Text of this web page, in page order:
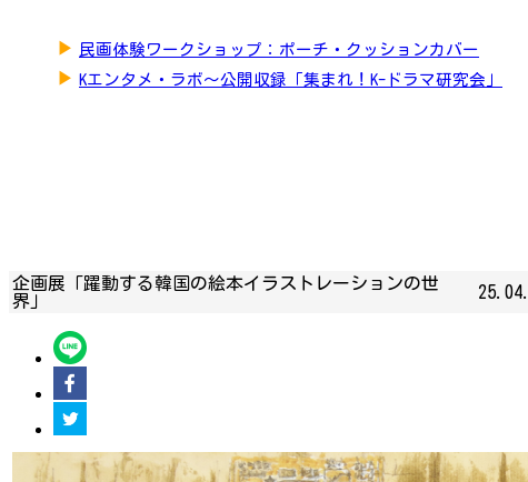
▶ 民画体験ワークショップ：ポーチ・クッションカバー
▶ Kエンタメ・ラボ～公開収録「集まれ！K-ドラマ研究会」
企画展「躍動する韓国の絵本イラストレーションの世
界」